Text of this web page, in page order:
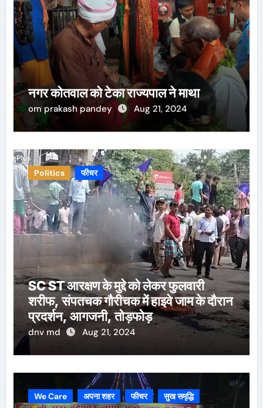
नगर कोतवाल को टेका राज्यपाल ने माथा
om prakash pandey Aug 21, 2024
Politics फीचर
SC ST आरक्षण के मुद्दे को लेकर फुलवारी
शरीफ, संपतचक गौरीचक में हाइवे जाम के दौरान
प्रदर्शन, आगजनी, तोड़फोड़
dnv md Aug 21, 2024
We Care अपना शहर फीचर सुख समृद्धि